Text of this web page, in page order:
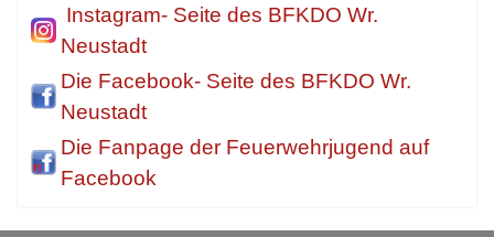
Instagram- Seite des BFKDO Wr.
Neustadt
Die Facebook- Seite des BFKDO Wr.
Neustadt
Die Fanpage der Feuerwehrjugend auf
Facebook